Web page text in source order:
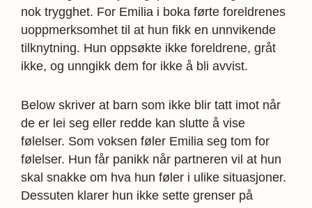
nok trygghet. For Emilia i boka førte foreldrenes
uoppmerksomhet til at hun fikk en unnvikende
tilknytning. Hun oppsøkte ikke foreldrene, gråt
ikke, og unngikk dem for ikke å bli avvist.
Below skriver at barn som ikke blir tatt imot når
de er lei seg eller redde kan slutte å vise
følelser. Som voksen føler Emilia seg tom for
følelser. Hun får panikk når partneren vil at hun
skal snakke om hva hun føler i ulike situasjoner.
Dessuten klarer hun ikke sette grenser på